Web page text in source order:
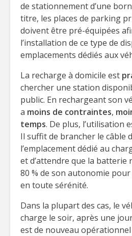
de stationnement d’une
titre, les places de parking
doivent être pré-équipées
l’installation de ce type de
emplacements dédiés aux
La recharge à domicile est
chercher une station
public. En rechargeant son
a moins de contraintes,
temps. De plus, l’utilisation
Il suffit de brancher le câble
l’emplacement dédié au
et d’attendre que la batterie
80 % de son autonomie
en toute sérénité.
Dans la plupart des cas, le
charge le soir, après une
est de nouveau